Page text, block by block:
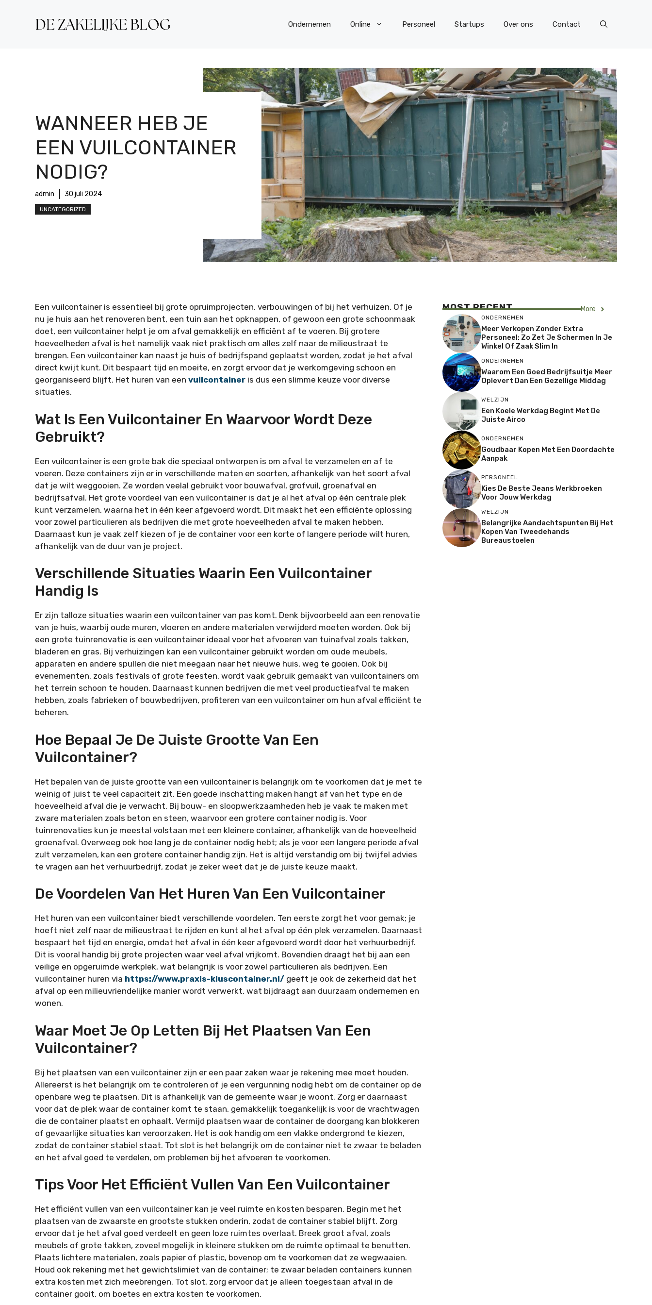
Ondernemen Online Personeel Startups Over ons Contact
WANNEER HEB JE
EEN VUILCONTAINER
NODIG?
admin 30 juli 2024
UNCATEGORIZED
Een vuilcontainer is essentieel bij grote opruimprojecten, verbouwingen of bij het verhuizen. Of je
nu je huis aan het renoveren bent, een tuin aan het opknappen, of gewoon een grote schoonmaak
doet, een vuilcontainer helpt je om afval gemakkelijk en efficiënt af te voeren. Bij grotere
hoeveelheden afval is het namelijk vaak niet praktisch om alles zelf naar de milieustraat te
brengen. Een vuilcontainer kan naast je huis of bedrijfspand geplaatst worden, zodat je het afval
direct kwijt kunt. Dit bespaart tijd en moeite, en zorgt ervoor dat je werkomgeving schoon en
georganiseerd blijft. Het huren van een vuilcontainer is dus een slimme keuze voor diverse
situaties.
Wat Is Een Vuilcontainer En Waarvoor Wordt Deze
Gebruikt?
Een vuilcontainer is een grote bak die speciaal ontworpen is om afval te verzamelen en af te
voeren. Deze containers zijn er in verschillende maten en soorten, afhankelijk van het soort afval
dat je wilt weggooien. Ze worden veelal gebruikt voor bouwafval, grofvuil, groenafval en
bedrijfsafval. Het grote voordeel van een vuilcontainer is dat je al het afval op één centrale plek
kunt verzamelen, waarna het in één keer afgevoerd wordt. Dit maakt het een efficiënte oplossing
voor zowel particulieren als bedrijven die met grote hoeveelheden afval te maken hebben.
Daarnaast kun je vaak zelf kiezen of je de container voor een korte of langere periode wilt huren,
afhankelijk van de duur van je project.
Verschillende Situaties Waarin Een Vuilcontainer
Handig Is
Er zijn talloze situaties waarin een vuilcontainer van pas komt. Denk bijvoorbeeld aan een renovatie
van je huis, waarbij oude muren, vloeren en andere materialen verwijderd moeten worden. Ook bij
een grote tuinrenovatie is een vuilcontainer ideaal voor het afvoeren van tuinafval zoals takken,
bladeren en gras. Bij verhuizingen kan een vuilcontainer gebruikt worden om oude meubels,
apparaten en andere spullen die niet meegaan naar het nieuwe huis, weg te gooien. Ook bij
evenementen, zoals festivals of grote feesten, wordt vaak gebruik gemaakt van vuilcontainers om
het terrein schoon te houden. Daarnaast kunnen bedrijven die met veel productieafval te maken
hebben, zoals fabrieken of bouwbedrijven, profiteren van een vuilcontainer om hun afval efficiënt te
beheren.
Hoe Bepaal Je De Juiste Grootte Van Een
Vuilcontainer?
Het bepalen van de juiste grootte van een vuilcontainer is belangrijk om te voorkomen dat je met te
weinig of juist te veel capaciteit zit. Een goede inschatting maken hangt af van het type en de
hoeveelheid afval die je verwacht. Bij bouw- en sloopwerkzaamheden heb je vaak te maken met
zware materialen zoals beton en steen, waarvoor een grotere container nodig is. Voor
tuinrenovaties kun je meestal volstaan met een kleinere container, afhankelijk van de hoeveelheid
groenafval. Overweeg ook hoe lang je de container nodig hebt; als je voor een langere periode afval
zult verzamelen, kan een grotere container handig zijn. Het is altijd verstandig om bij twijfel advies
te vragen aan het verhuurbedrijf, zodat je zeker weet dat je de juiste keuze maakt.
De Voordelen Van Het Huren Van Een Vuilcontainer
Het huren van een vuilcontainer biedt verschillende voordelen. Ten eerste zorgt het voor gemak; je
hoeft niet zelf naar de milieustraat te rijden en kunt al het afval op één plek verzamelen. Daarnaast
bespaart het tijd en energie, omdat het afval in één keer afgevoerd wordt door het verhuurbedrijf.
Dit is vooral handig bij grote projecten waar veel afval vrijkomt. Bovendien draagt het bij aan een
veilige en opgeruimde werkplek, wat belangrijk is voor zowel particulieren als bedrijven. Een
vuilcontainer huren via https://www.praxis-kluscontainer.nl/ geeft je ook de zekerheid dat het
afval op een milieuvriendelijke manier wordt verwerkt, wat bijdraagt aan duurzaam ondernemen en
wonen.
Waar Moet Je Op Letten Bij Het Plaatsen Van Een
Vuilcontainer?
Bij het plaatsen van een vuilcontainer zijn er een paar zaken waar je rekening mee moet houden.
Allereerst is het belangrijk om te controleren of je een vergunning nodig hebt om de container op de
openbare weg te plaatsen. Dit is afhankelijk van de gemeente waar je woont. Zorg er daarnaast
voor dat de plek waar de container komt te staan, gemakkelijk toegankelijk is voor de vrachtwagen
die de container plaatst en ophaalt. Vermijd plaatsen waar de container de doorgang kan blokkeren
of gevaarlijke situaties kan veroorzaken. Het is ook handig om een vlakke ondergrond te kiezen,
zodat de container stabiel staat. Tot slot is het belangrijk om de container niet te zwaar te beladen
en het afval goed te verdelen, om problemen bij het afvoeren te voorkomen.
Tips Voor Het Efficiënt Vullen Van Een Vuilcontainer
Het efficiënt vullen van een vuilcontainer kan je veel ruimte en kosten besparen. Begin met het
plaatsen van de zwaarste en grootste stukken onderin, zodat de container stabiel blijft. Zorg
ervoor dat je het afval goed verdeelt en geen loze ruimtes overlaat. Breek groot afval, zoals
meubels of grote takken, zoveel mogelijk in kleinere stukken om de ruimte optimaal te benutten.
Plaats lichtere materialen, zoals papier of plastic, bovenop om te voorkomen dat ze wegwaaien.
Houd ook rekening met het gewichtslimiet van de container; te zwaar beladen containers kunnen
extra kosten met zich meebrengen. Tot slot, zorg ervoor dat je alleen toegestaan afval in de
container gooit, om boetes en extra kosten te voorkomen.
MOST RECENT More
ONDERNEMEN
Meer Verkopen Zonder Extra
Personeel: Zo Zet Je Schermen In Je
Winkel Of Zaak Slim In
ONDERNEMEN
Waarom Een Goed Bedrijfsuitje Meer
Oplevert Dan Een Gezellige Middag
WELZIJN
Een Koele Werkdag Begint Met De
Juiste Airco
ONDERNEMEN
Goudbaar Kopen Met Een Doordachte
Aanpak
PERSONEEL
Kies De Beste Jeans Werkbroeken
Voor Jouw Werkdag
WELZIJN
Belangrijke Aandachtspunten Bij Het
Kopen Van Tweedehands
Bureaustoelen